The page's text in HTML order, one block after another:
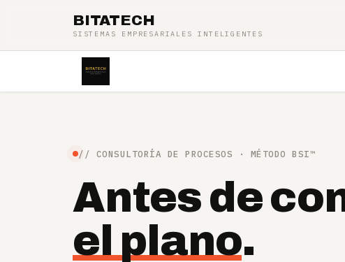
BITATECH
SISTEMAS EMPRESARIALES INTELIGENTES
// CONSULTORÍA DE PROCESOS · MÉTODO BSI™
Antes de
el plano.